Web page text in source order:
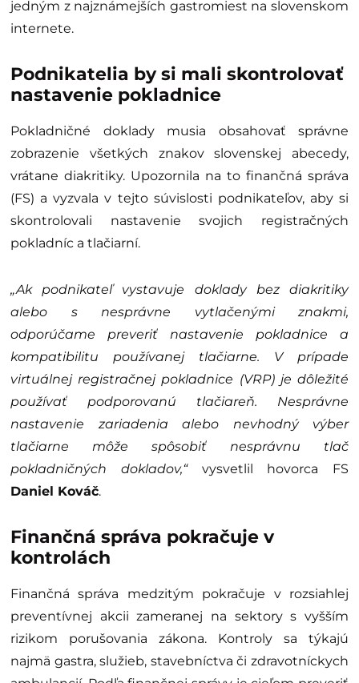
slovenského spotrebiteľa v týchto časoch. Bloček
bez diakritiky.“
V komentároch sa zároveň začali objavovať ľudia z
rôznych častí Slovenska, ktorí písali, že do
Kvetoslavova prídu osobne majiteľa podporiť kúpou
langoša. Malá prevádzka nachádzajúca sa v obci
kúsok od Šamorína sa tak počas pár hodín stala
jedným z najznámejších gastromiest na slovenskom
internete.
nastavenie pokladnice
Pokladničné doklady musia obsahovať správne
zobrazenie všetkých znakov slovenskej abecedy,
vrátane diakritiky. Upozornila na to finančná správa
(FS) a vyzvala v tejto súvislosti podnikateľov, aby si
skontrolovali nastavenie svojich registračných
pokladníc a tlačiarní.
„Ak podnikateľ vystavuje doklady bez diakritiky
alebo s nesprávne vytlačenými znakmi,
kompatibilitu používanej tlačiarne. V prípade
virtuálnej registračnej pokladnice (VRP) je dôležité
používať podporovanú tlačiareň. Nesprávne
nastavenie zariadenia alebo nevhodný výber
tlačiarne môže spôsobiť nesprávnu tlač
pokladničných dokladov,“vysvetlil hovorca FS
Daniel Kováč